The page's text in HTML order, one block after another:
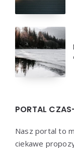
PORTAL
Nasz portal to
ciekawe